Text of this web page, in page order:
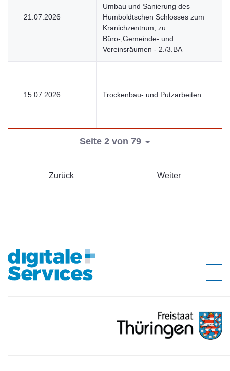
21.07.2026
Umbau und Sanierung des
Humboldtschen Schlosses zum
Kranichzentrum, zu
Büro-,Gemeinde- und
Vereinsräumen - 2./3.BA
15.07.2026 Trockenbau- und Putzarbeiten
Seite 2 von 79
Zurück Weiter